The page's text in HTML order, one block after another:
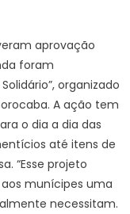
aprovação
foram
organizado
A ação tem
o dia a dia das
até itens de
“Esse projeto
munícipes uma
necessitam.